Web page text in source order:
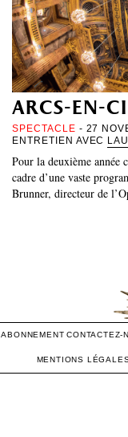
arcs-en-
SPECTACLE - 27
ENTRETIEN AVEC
Pour la deuxième année
cadre d’une vaste
Brunner, directeur de
ABONNEMENT CONTACTEZ-
MENTIONS